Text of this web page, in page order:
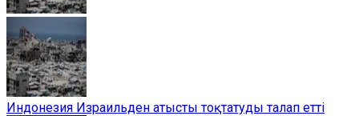
Индонезия Израильден атысты тоқтатуды талап етті